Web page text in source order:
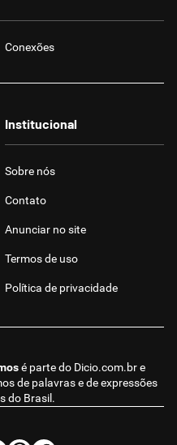
Conexões
é parte do Dicio.com.bre
de palavras e de expressões
do Brasil.
Institucional
Sobre nós
Contato
Anunciar no site
Termos de uso
Política de privacidade